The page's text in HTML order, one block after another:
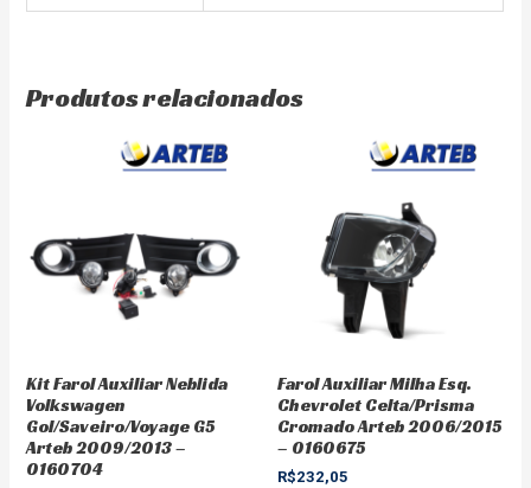
Produtos relacionados
Kit Farol Auxiliar Neblida
Volkswagen
Gol/Saveiro/Voyage G5
Arteb 2009/2013 –
0160704
Farol Auxiliar Milha Esq.
Chevrolet Celta/Prisma
Cromado Arteb 2006/2015
– 0160675
R$232,05